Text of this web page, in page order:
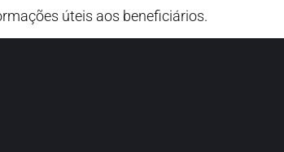
úteis aos beneficiários.